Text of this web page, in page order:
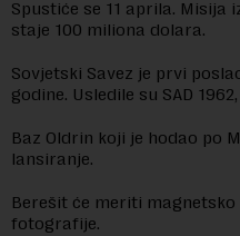
Spustiće se 11 aprila. Misija
staje 100 miliona dolara.
Sovjetski Savez je prvi
godine. Usledile su SAD
Baz Oldrin koji je hodao po
lansiranje.
Berešit će meriti
fotografije.